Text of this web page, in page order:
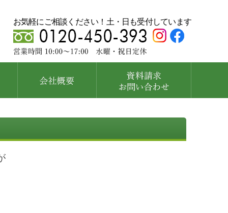
お気軽にご相談ください！土・日も受付しています